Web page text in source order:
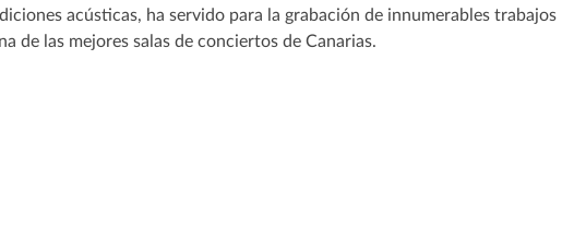
acústicas, ha servido para la grabación de innumerables trabajos
de las mejores salas de conciertos de Canarias.